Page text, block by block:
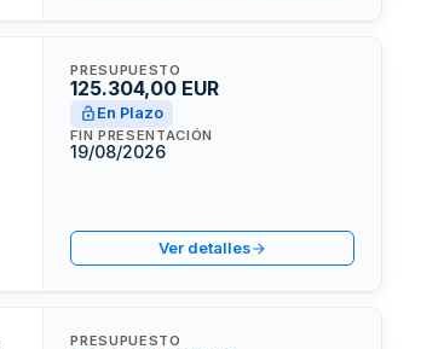
PRESUPUESTO
125.304,00 EUR
En Plazo
FIN PRESENTACIÓN
19/08/2026
Ver detalles
PRESUPUESTO